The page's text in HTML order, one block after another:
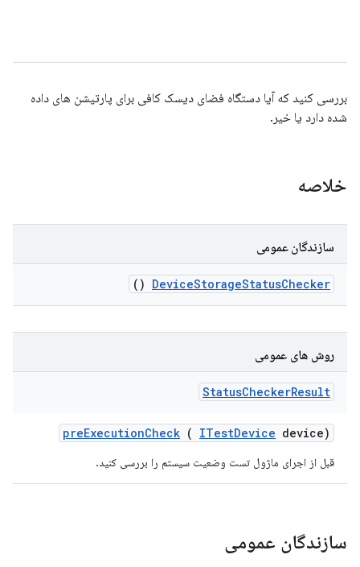
بررسی کنید که آیا دستگاه فضای دیسک کافی برای پارتیشن های داده
شده دارد یا خیر.
خلاصه
سازندگان عمومی
DeviceStorageStatusChecker
()
روش های عمومی
StatusCheckerResult
preExecutionCheck ( ITestDevice device)
قبل از اجرای ماژول تست وضعیت سیستم را بررسی کنید.
سازندگان عمومی